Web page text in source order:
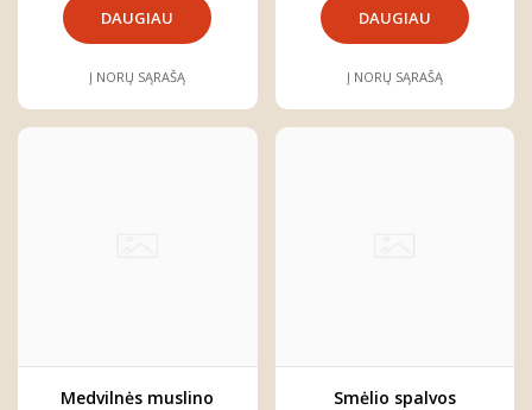
DAUGIAU
Į NORŲ SĄRAŠĄ
DAUGIAU
Į NORŲ SĄRAŠĄ
Medvilnės muslino
Smėlio spalvos